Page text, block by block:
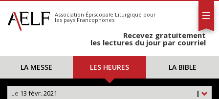
S'abonner
Calendrier
Association Épiscopale Liturgique pour
les pays Francophones
Recevez gratuitement
les lectures du jour par courriel
LA MESSE LES HEURES LA BIBLE
|
Le 13 févr. 2021